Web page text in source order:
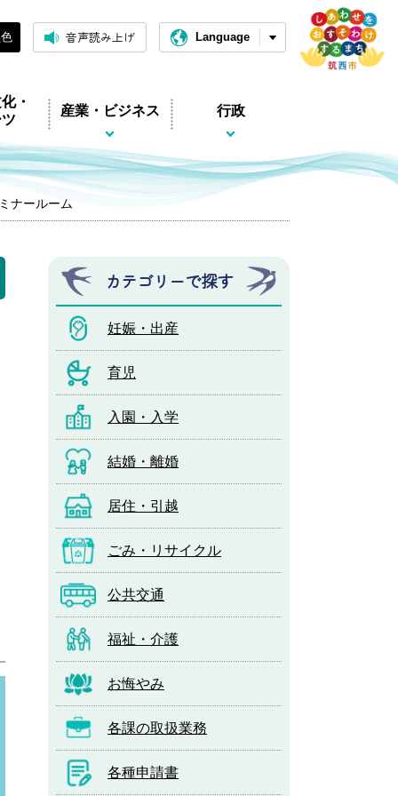
音声読み上げ Language
・
産業・ビジネス 行政
ナールーム
カテゴリーで探す
妊娠・出産
育児
入園・入学
結婚・離婚
居住・引越
ごみ・リサイクル
公共交通
福祉・介護
お悔やみ
各課の取扱業務
各種申請書